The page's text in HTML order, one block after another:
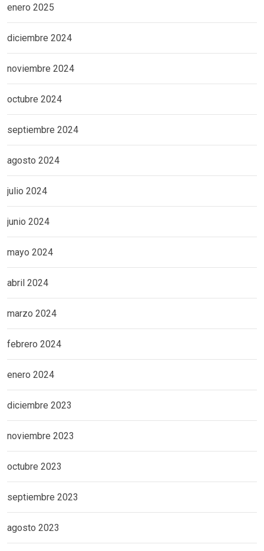
enero 2025
diciembre 2024
noviembre 2024
octubre 2024
septiembre 2024
agosto 2024
julio 2024
junio 2024
mayo 2024
abril 2024
marzo 2024
febrero 2024
enero 2024
diciembre 2023
noviembre 2023
octubre 2023
septiembre 2023
agosto 2023